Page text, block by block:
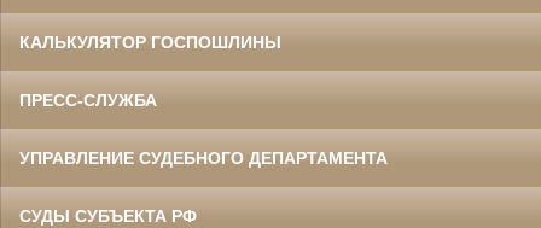
КАЛЬКУЛЯТОР ГОСПОШЛИНЫ
ПРЕСС-СЛУЖБА
УПРАВЛЕНИЕ СУДЕБНОГО ДЕПАРТАМЕНТА
СУДЫ СУБЪЕКТА РФ